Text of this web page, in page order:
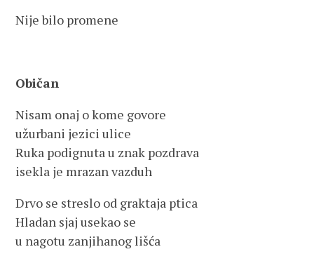
Nije bilo promene
Običan
Nisam onaj o kome govore
užurbani jezici ulice
Ruka podignuta u znak pozdrava
isekla je mrazan vazduh
Drvo se streslo od graktaja ptica
Hladan sjaj usekao se
u nagotu zanjihanog lišća